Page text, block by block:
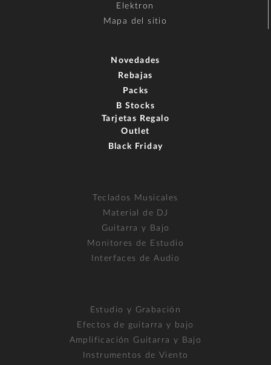
Elektron
Mapa del sitio
Novedades
Rebajas
Packs
B Stocks
Tarjetas Regalo
Outlet
Black Friday
Teclados Musicales
Material de DJ
Guitarra y Bajo
Monitores de Estudio
Interfaces de Audio
Estudio y Grabación
Efectos de guitarra y bajo
Amplificación Guitarra y Bajo
Instrumentos de Viento